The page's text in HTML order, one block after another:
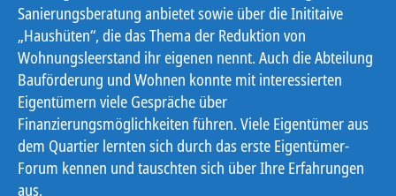
Sanierungsberatung anbietet sowie über die Inititaive
„Haushüten“, die das Thema der Reduktion von
Wohnungsleerstand ihr eigenen nennt. Auch die Abteilung
Bauförderung und Wohnen konnte mit interessierten
Eigentümern viele Gespräche über
Finanzierungsmöglichkeiten führen. Viele Eigentümer aus
dem Quartier lernten sich durch das erste Eigentümer-
Forum kennen und tauschten sich über Ihre Erfahrungen
aus.